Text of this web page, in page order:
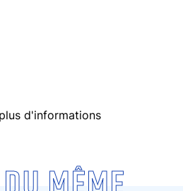
d'informations